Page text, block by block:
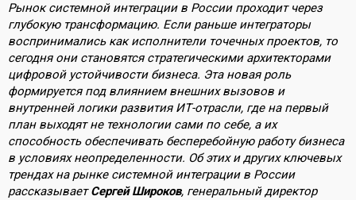
Рынок системной интеграции в России проходит через
глубокую трансформацию. Если раньше интеграторы
воспринимались как исполнители точечных проектов, то
сегодня они становятся стратегическими архитекторами
цифровой устойчивости бизнеса. Эта новая роль
формируется под влиянием внешних вызовов и
внутренней логики развития ИТ-отрасли, где на первый
план выходят не технологии сами по себе, а их
способность обеспечивать бесперебойную работу бизнеса
в условиях неопределенности. Об этих и других ключевых
трендах на рынке системной интеграции в России
рассказываетСергей Широков, генеральный директор